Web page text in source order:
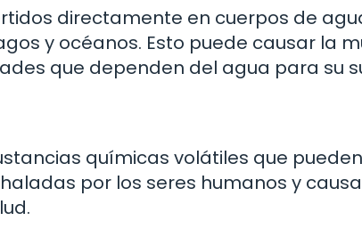
directamente en cuerpos de
y océanos. Esto puede causar la
que dependen del agua para su
químicas volátiles que
por los seres humanos y